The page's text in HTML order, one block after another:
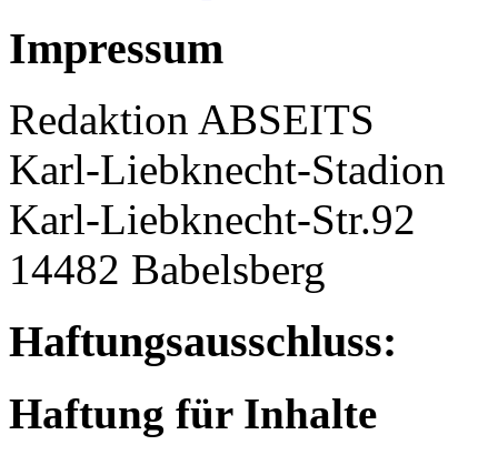
Impressum
Redaktion ABSEITS
Karl-Liebknecht-Stadion
Karl-Liebknecht-Str.92
14482 Babelsberg
Haftungsausschluss:
Haftung für Inhalte